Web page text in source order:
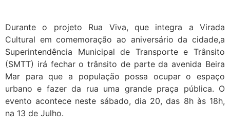
Durante o projeto Rua Viva, que integra a Virada
Cultural em comemoração ao aniversário da cidade,a
Superintendência Municipal de Transporte e Trânsito
(SMTT) irá fechar o trânsito de parte da avenida Beira
Mar para que a população possa ocupar o espaço
urbano e fazer da rua uma grande praça pública. O
evento acontece neste sábado, dia 20, das 8h às 18h,
na 13 de Julho.